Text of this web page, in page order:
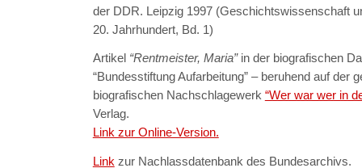
der DDR. Leipzig 1997 (Geschichtswissenschaft
20. Jahrhundert, Bd. 1)
Artikel “Rentmeister, Maria”in der biografischen
“Bundesstiftung Aufarbeitung” – beruhend auf der
biografischen Nachschlagewerk “Wer war wer in
Verlag.
Link zur Online-Version.
Link zur Nachlassdatenbank des Bundesarchivs.